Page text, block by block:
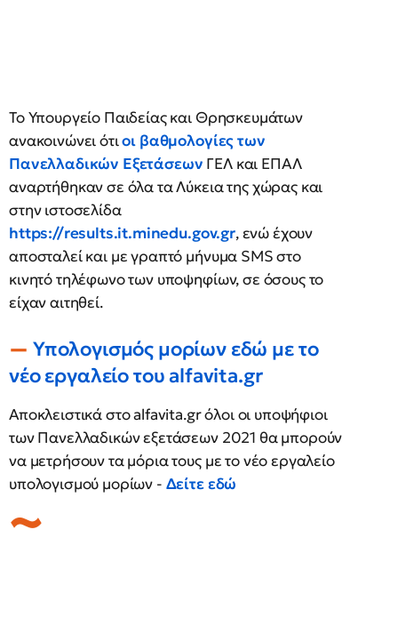
Το Υπουργείο Παιδείας και Θρησκευμάτων
ανακοινώνει ότιοι βαθμολογίες των
Πανελλαδικών Εξετάσεων ΓΕΛ και ΕΠΑΛ
αναρτήθηκαν σε όλα τα Λύκεια της χώρας και
στην ιστοσελίδα
https://results.it.minedu.gov.gr, ενώ έχουν
αποσταλεί και με γραπτό μήνυμα SMS στο
κινητό τηλέφωνο των υποψηφίων, σε όσους το
είχαν αιτηθεί.
Υπολογισμός μορίων εδώ με το
νέο εργαλείο του alfavita.gr
Αποκλειστικά στο alfavita.gr όλοι οι υποψήφιοι
των Πανελλαδικών εξετάσεων 2021 θα μπορούν
να μετρήσουν τα μόρια τους με το νέο εργαλείο
υπολογισμού μορίων - Δείτε εδώ